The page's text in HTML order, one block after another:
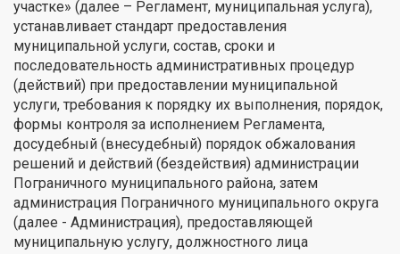
участке» (далее – Регламент, муниципальная услуга),
устанавливает стандарт предоставления
муниципальной услуги, состав, сроки и
последовательность административных процедур
(действий) при предоставлении муниципальной
услуги, требования к порядку их выполнения, порядок,
формы контроля за исполнением Регламента,
досудебный (внесудебный) порядок обжалования
решений и действий (бездействия) администрации
Пограничного муниципального района, затем
администрация Пограничного муниципального округа
(далее - Администрация), предоставляющей
муниципальную услугу, должностного лица